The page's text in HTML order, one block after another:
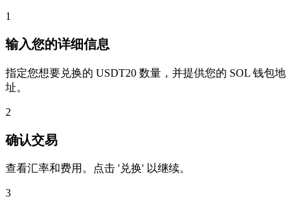
1
输入您的详细信息
指定您想要兑换的 USDT20 数量，并提供您的 SOL 钱包地
址。
2
确认交易
查看汇率和费用。点击 '兑换' 以继续。
3